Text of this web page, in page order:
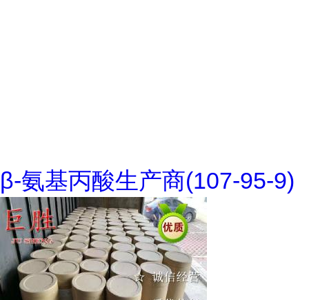
β-氨基丙酸生产商(107-95-9)